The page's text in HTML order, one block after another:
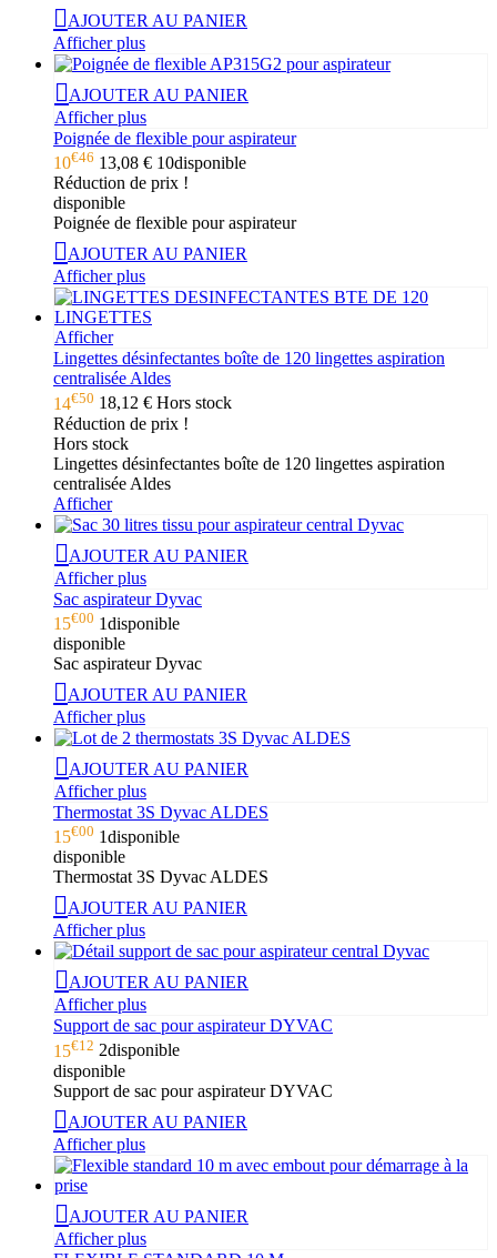
AJOUTER AU PANIER
Afficher plus
AJOUTER AU PANIER
Afficher plus
Poignée de flexible pour aspirateur
10€46 13,08 € 10disponible
Réduction de prix !
disponible
Poignée de flexible pour aspirateur
AJOUTER AU PANIER
Afficher plus
Afficher
Lingettes désinfectantes boîte de 120 lingettes aspiration
centralisée Aldes
14€50 18,12 € Hors stock
Réduction de prix !
Hors stock
Lingettes désinfectantes boîte de 120 lingettes aspiration
centralisée Aldes
Afficher
AJOUTER AU PANIER
Afficher plus
Sac aspirateur Dyvac
15€00 1disponible
disponible
Sac aspirateur Dyvac
AJOUTER AU PANIER
Afficher plus
AJOUTER AU PANIER
Afficher plus
Thermostat 3S Dyvac ALDES
15€00 1disponible
disponible
Thermostat 3S Dyvac ALDES
AJOUTER AU PANIER
Afficher plus
AJOUTER AU PANIER
Afficher plus
Support de sac pour aspirateur DYVAC
15€12 2disponible
disponible
Support de sac pour aspirateur DYVAC
AJOUTER AU PANIER
Afficher plus
AJOUTER AU PANIER
Afficher plus